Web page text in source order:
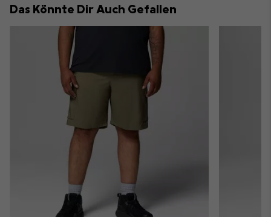
Das Könnte Dir Auch Gefallen